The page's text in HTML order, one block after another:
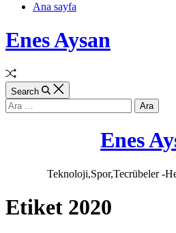
Ana sayfa
Enes Aysan
Random
Article
Search
Arama:
Enes
Teknoloji,Spor,Tecrübeler -
Etiket 2020